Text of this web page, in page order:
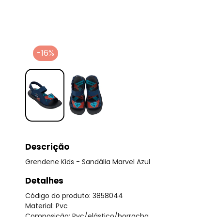
-16%
Descrição
Grendene Kids - Sandália Marvel Azul
Detalhes
Código do produto: 3858044
Material: Pvc